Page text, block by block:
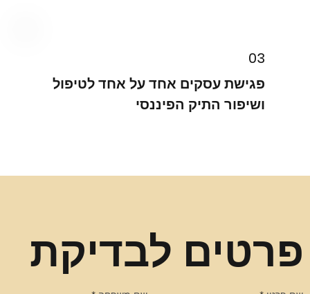
פרטים לבדיקת
03
פגישת עסקים אחד על אחד לטיפול
ושיפור התיק הפיננסי